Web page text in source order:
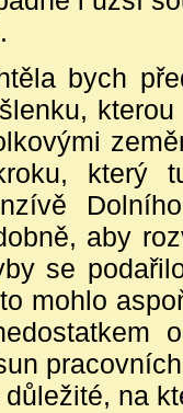
bych
který
aby
se
mohlo
důležité, na